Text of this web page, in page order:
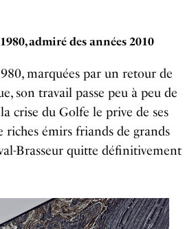
admiré des années 2010
marquées par un retour de
son travail passe peu à peu de
crise du Golfe le prive de ses
riches émirs friands de grands
Brasseur quitte définitivement